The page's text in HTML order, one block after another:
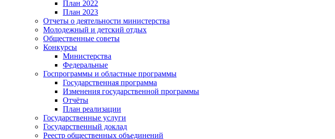
План 2022
План 2023
Отчеты о деятельности министерства
Молодежный и детский отдых
Общественные советы
Конкурсы
Министерства
Федеральные
Госпрограммы и областные программы
Государственная программа
Изменения государственной программы
Отчёты
План реализации
Государственные услуги
Государственный доклад
Реестр общественных объединений